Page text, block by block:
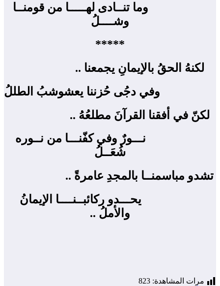
وما تنــادى لهـــــا من قومنــا
وشــــلُ
*****
لكنهُ الحقُ بالإيمانِ يجمعنا .. ‍
وفي دجُى حُزننا يعشوشبُ الطللُ
لكنّ في أفقنا القرآنَ مطلعُهُ .. ‍
نـــورٌ وفي كفّنـــا من نــوره
شُعَــلُ
تشدو مباسمنــا بالمجدِ عامرةً .. ‍
يحـــدو ركائبــنــــا الإيمانُ
والأملُ ..
مرات المشاهدة: 823